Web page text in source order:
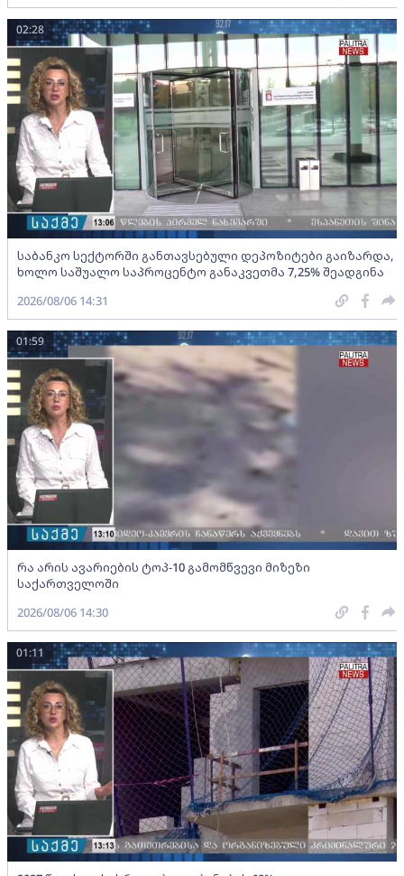
საბანკო სექტორში განთავსებული დეპოზიტები გაიზარდა,
ხოლო საშუალო საპროცენტო განაკვეთმა 7,25% შეადგინა
02:28
2026/08/06 14:31
რა არის ავარიების ტოპ-10 გამომწვევი მიზეზი
საქართველოში
01:59
2026/08/06 14:30
01:11